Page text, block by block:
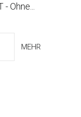
Ohne...
MEHR